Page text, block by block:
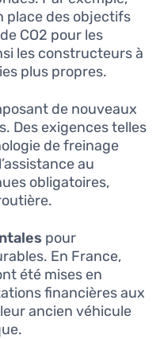
place des objectifs
CO2 pour les
les constructeurs à
plus propres.
de nouveaux
Des exigences telles
de freinage
au
obligatoires,
pour
En France,
été mises en
financières aux
ancien véhicule